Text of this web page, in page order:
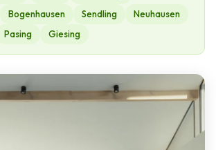
Bogenhausen Sendling
Neuhausen
Pasing Giesing